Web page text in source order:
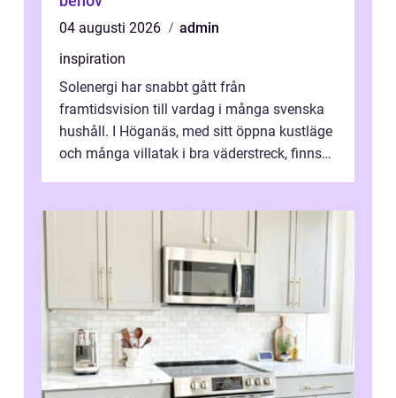
04 augusti 2026
admin
inspiration
Solenergi har snabbt gått från
framtidsvision till vardag i många svenska
hushåll. I Höganäs, med sitt öppna kustläge
och många villatak i bra väderstreck, finns